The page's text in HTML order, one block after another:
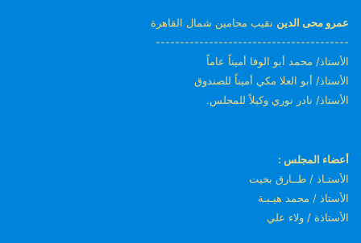
عمرو محى الدين نقيب محامين شمال القاهرة
----------------------------------------
الأستاذ/ محمد أبو الوفا أميناً عاماً
الأستاذ/ أبو العلا مكي أميناً للصندوق
الأستاذ/ نادر نوري وكيلاً للمجلس.
أعضاء المجلس :
الأستـاذ / طــارق بخيت
الأستاذ / محمد هيـبـة
الأستاذة / ولاء علي